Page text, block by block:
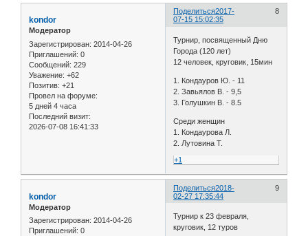
Поделиться 8
2017-
07-15 15:02:35
kondor
Модератор
Зарегистрирован: 2014-04-26
Приглашений: 0
Сообщений: 229
Уважение: +62
Позитив: +21
Провел на форуме:
5 дней 4 часа
Последний визит:
2026-07-08 16:41:33
Турнир, посвященный Дню
Города (120 лет)
12 человек, круговик, 15мин
1. Кондауров Ю. - 11
2. Завьялов В. - 9,5
3. Голушкин В. - 8.5
Среди женщин
1. Кондаурова Л.
2. Лутовина Т.
+1
Поделиться 9
2018-
02-27 17:35:44
kondor
Модератор
Зарегистрирован: 2014-04-26
Приглашений: 0
Турнир к 23 февраля,
круговик, 12 туров